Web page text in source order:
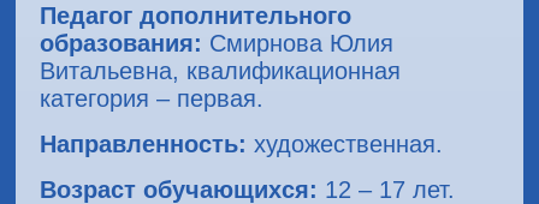
Педагог дополнительного
образования: Смирнова Юлия
Витальевна, квалификационная
категория – первая.
Направленность: художественная.
Возраст обучающихся: 12 – 17 лет.